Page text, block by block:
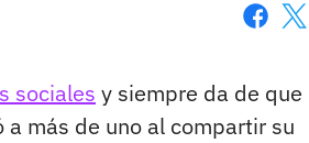
sociales y siempre da de que
más de uno al compartir su